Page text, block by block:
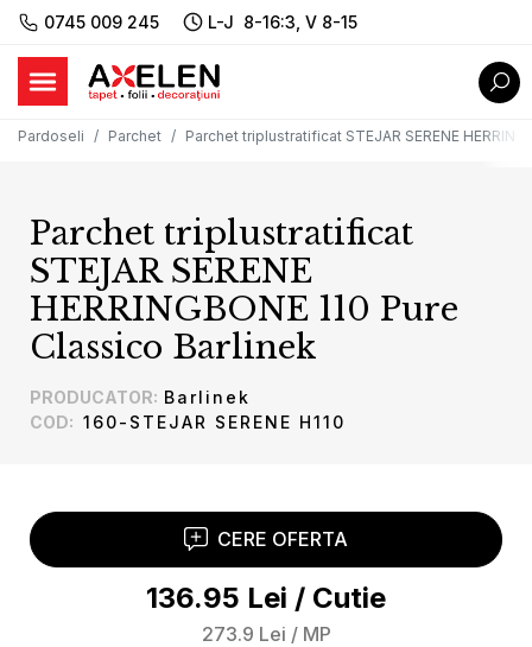
0745 009 245 L-J 8-16:3, V 8-15
Pardoseli Parchet Parchet triplustratificat STEJAR SERENE
CERE OFERTA
136.95 Lei / Cutie
273.9 Lei / MP
Parchet triplustratificat
STEJAR SERENE
HERRINGBONE 110 Pure
Classico Barlinek
PRODUCATOR: Barlinek
COD: 160-STEJAR SERENE H110